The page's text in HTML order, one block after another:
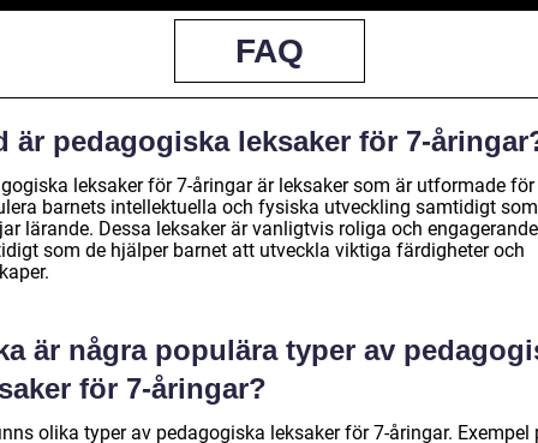
FAQ
är pedagogiska leksaker för 7-
leksaker för 7-åringar är leksaker som är utformade
barnets intellektuella och fysiska utveckling samtidigt
lärande. Dessa leksaker är vanligtvis roliga och engagerande
som de hjälper barnet att utveckla viktiga färdigheter och
är några populära typer av
för 7-åringar?
olika typer av pedagogiska leksaker för 7-åringar. Exempel